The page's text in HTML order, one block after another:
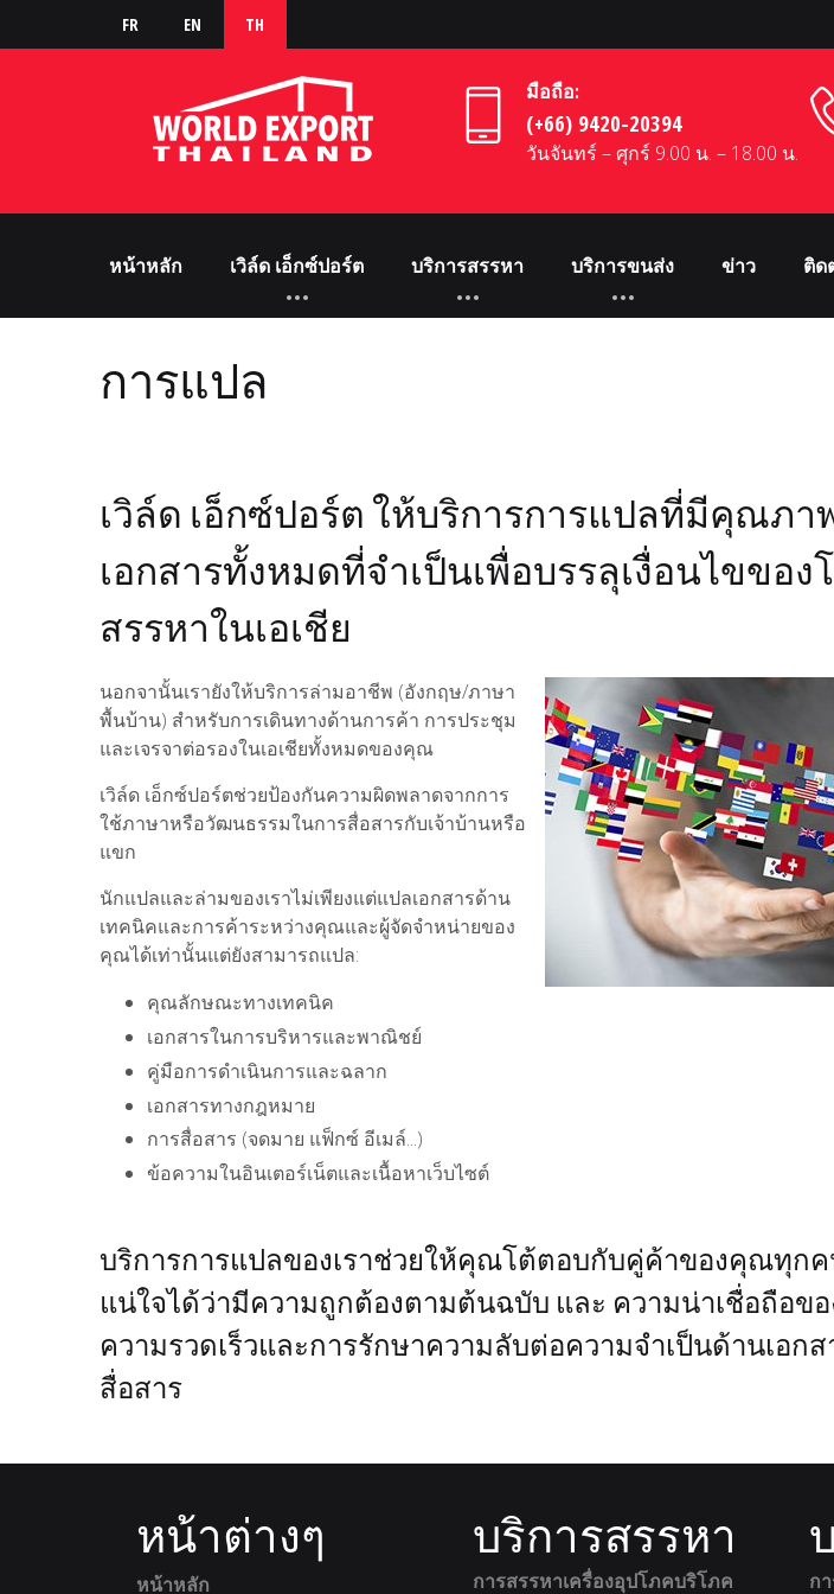
FR EN TH
มือถือ:
(+66) 9420-20394
วันจันทร์ – ศุกร์ 9.00 น. – 18.00 น.
หน้าหลัก เวิล์ด เอ็กซ์ปอร์ต บริการสรรหา บริการขนส่ง ข่าว ติด
การแปล
เวิล์ด เอ็กซ์ปอร์ต ให้บริการการแปลที่มีคุณภา
เอกสารทั้งหมดที่จำเป็นเพื่อบรรลุเงื่อนไขของ
สรรหาในเอเชีย
นอกจานั้นเรายังให้บริการล่ามอาชีพ (อังกฤษ/ภาษา
พื้นบ้าน) สำหรับการเดินทางด้านการค้า การประชุม
และเจรจาต่อรองในเอเชียทั้งหมดของคุณ
เวิล์ด เอ็กซ์ปอร์ตช่วยป้องกันความผิดพลาดจากการ
ใช้ภาษาหรือวัฒนธรรมในการสื่อสารกับเจ้าบ้านหรือ
แขก
นักแปลและล่ามของเราไม่เพียงแต่แปลเอกสารด้าน
เทคนิคและการค้าระหว่างคุณและผู้จัดจำหน่ายของ
คุณได้เท่านั้นแต่ยังสามารถแปล:
คุณลักษณะทางเทคนิค
เอกสารในการบริหารและพาณิชย์
คู่มือการดำเนินการและฉลาก
เอกสารทางกฎหมาย
การสื่อสาร (จดมาย แฟ็กซ์ อีเมล์...)
ข้อความในอินเตอร์เน็ตและเนื้อหาเว็บไซต์
บริการการแปลของเราช่วยให้คุณโต้ตอบกับคู่ค้าของคุณทุกค
แน่ใจได้ว่ามีความถูกต้องตามต้นฉบับ และ ความน่าเชื่อถือข
ความรวดเร็วและการรักษาความลับต่อความจำเป็นด้านเอก
สื่อสาร
หน้าต่างๆ
หน้าหลัก
บริการสรรหา
การสรรหาเครื่องอุปโภคบริโภค ก